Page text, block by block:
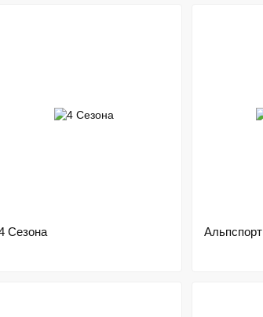
Сезона Альпспорт